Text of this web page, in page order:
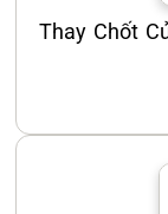
Thay Chốt